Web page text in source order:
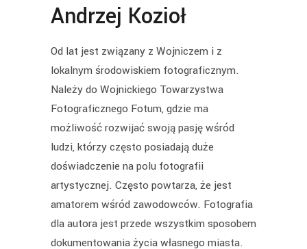
Andrzej Kozioł
Od lat jest związany z Wojniczem i z
lokalnym środowiskiem fotograficznym.
Należy do Wojnickiego Towarzystwa
Fotograficznego Fotum, gdzie ma
możliwość rozwijać swoją pasję wśród
ludzi, którzy często posiadają duże
doświadczenie na polu fotografii
artystycznej. Często powtarza, że jest
amatorem wśród zawodowców. Fotografia
dla autora jest przede wszystkim sposobem
dokumentowania życia własnego miasta.